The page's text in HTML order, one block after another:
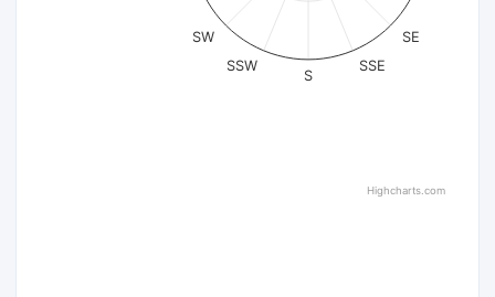
SE
SSE
S
SSW
SW
Highcharts.com